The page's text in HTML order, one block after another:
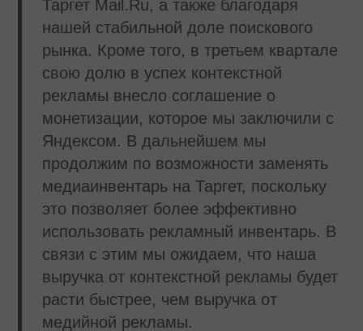
Таргет Mail.Ru, а также благодаря
нашей стабильной доле поискового
рынка. Кроме того, в третьем квартале
свою долю в успех контекстной
рекламы внесло соглашение о
монетизации, которое мы заключили с
Яндексом. В дальнейшем мы
продолжим по возможности заменять
медиаинвентарь на Таргет, поскольку
это позволяет более эффективно
использовать рекламный инвентарь. В
связи с этим мы ожидаем, что наша
выручка от контекстной рекламы будет
расти быстрее, чем выручка от
медийной рекламы.